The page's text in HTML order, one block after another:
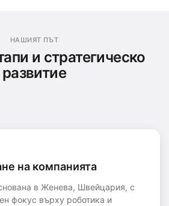
НАШИЯТ ПЪТ
и стратегическо
развитие
на компанията
в Женева, Швейцария, с
фокус върху роботика и